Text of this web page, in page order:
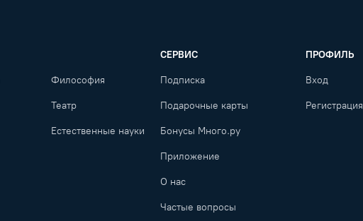
Философия
Театр
Естественные науки
СЕРВИС
Подписка
Подарочные карты
Бонусы Много.ру
Приложение
О нас
Частые вопросы
ПРОФИЛЬ
Вход
Регистрация